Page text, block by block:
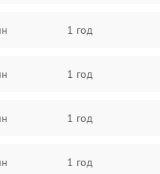
1 год
1 год
1 год
1 год